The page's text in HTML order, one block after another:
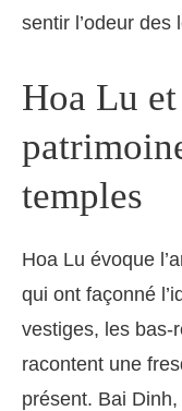
sentir l’odeur des
Hoa Lu
temples
Hoa Lu évoque
qui ont façonné
vestiges, les bas-
racontent une
présent. Bai